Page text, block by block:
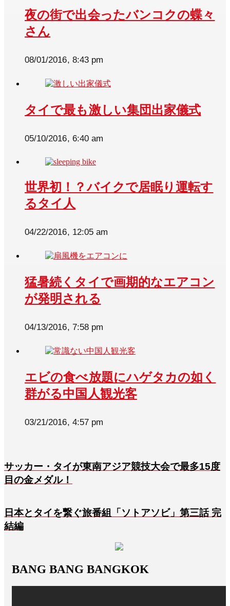
夜の街で出会ったバンコクの蝶々
さん
08/01/2016, 8:43 pm
タイで最も激しい集団出家儀式
05/10/2016, 6:40 am
世界初！？バイクで居眠り運転す
るタイ人
04/22/2016, 12:05 am
猛暑続くタイで画期的なエアコン
が発明される
04/13/2016, 7:58 pm
エビの食べ放題にハゲタカの如く
群がる中国人観光客
03/21/2016, 4:57 pm
サッカー・タイが東南アジア競技大会で最多15度
目の金メダル！
日本とタイを繋ぐ旅番組「ソトアソビ」第三話 完
結編
BANG BANG BANGKOK